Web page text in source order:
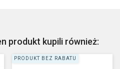
produkt kupili również:
PRODUKT BEZ RABATU